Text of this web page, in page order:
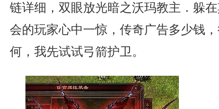
链详细，双眼放光暗之沃玛教主．躲
会的玩家心中一惊，传奇广告多少钱
何，我先试试弓箭护卫。